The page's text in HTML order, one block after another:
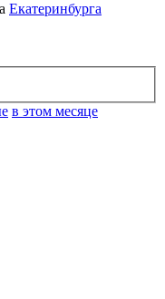
Екатеринбурга
в этом месяце